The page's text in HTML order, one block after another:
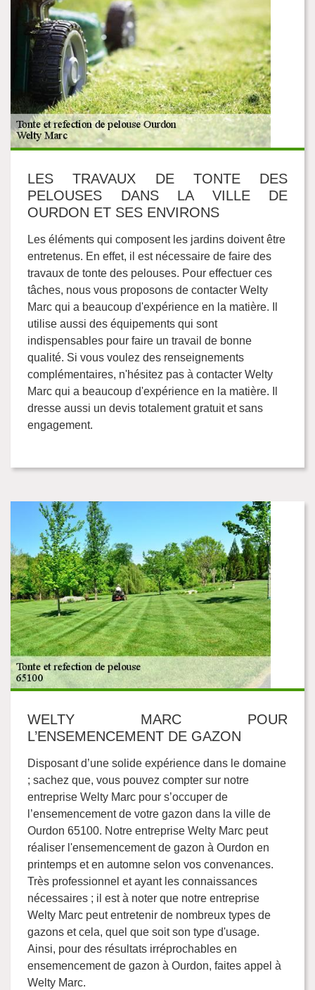
LES TRAVAUX DE TONTE DES
PELOUSES DANS LA VILLE DE
OURDON ET SES ENVIRONS
Les éléments qui composent les jardins doivent être
entretenus. En effet, il est nécessaire de faire des
travaux de tonte des pelouses. Pour effectuer ces
tâches, nous vous proposons de contacter Welty
Marc qui a beaucoup d'expérience en la matière. Il
utilise aussi des équipements qui sont
indispensables pour faire un travail de bonne
qualité. Si vous voulez des renseignements
complémentaires, n'hésitez pas à contacter Welty
Marc qui a beaucoup d'expérience en la matière. Il
dresse aussi un devis totalement gratuit et sans
engagement.
WELTY MARC POUR
L’ENSEMENCEMENT DE GAZON
Disposant d’une solide expérience dans le domaine
; sachez que, vous pouvez compter sur notre
entreprise Welty Marc pour s’occuper de
l’ensemencement de votre gazon dans la ville de
Ourdon 65100. Notre entreprise Welty Marc peut
réaliser l'ensemencement de gazon à Ourdon en
printemps et en automne selon vos convenances.
Très professionnel et ayant les connaissances
nécessaires ; il est à noter que notre entreprise
Welty Marc peut entretenir de nombreux types de
gazons et cela, quel que soit son type d'usage.
Ainsi, pour des résultats irréprochables en
ensemencement de gazon à Ourdon, faites appel à
Welty Marc.